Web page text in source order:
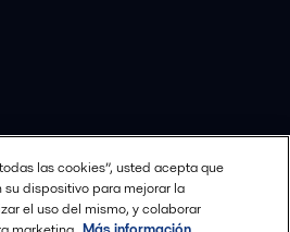
las cookies”, usted acepta que
dispositivo para mejorar la
el uso del mismo, y colaborar